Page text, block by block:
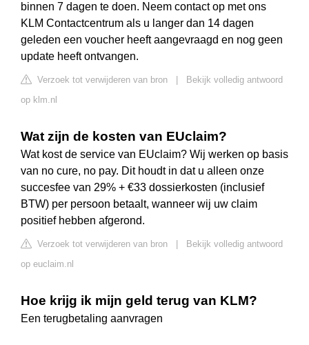
binnen 7 dagen te doen. Neem contact op met ons
KLM Contactcentrum als u langer dan 14 dagen
geleden een voucher heeft aangevraagd en nog geen
update heeft ontvangen.
Verzoek tot verwijderen van bron
Bekijk volledig antwoord
op klm.nl
Wat zijn de kosten van EUclaim?
Wat kost de service van EUclaim? Wij werken op basis
van no cure, no pay. Dit houdt in dat u alleen onze
succesfee van 29% + €33 dossierkosten (inclusief
BTW) per persoon betaalt, wanneer wij uw claim
positief hebben afgerond.
Verzoek tot verwijderen van bron
Bekijk volledig antwoord
op euclaim.nl
Hoe krijg ik mijn geld terug van KLM?
Een terugbetaling aanvragen